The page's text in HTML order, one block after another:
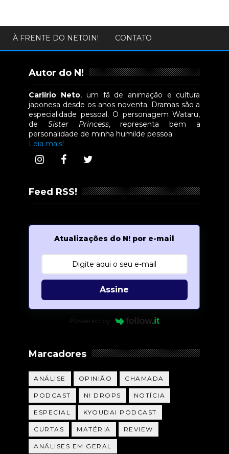
À FRENTE DO NETOIN! CONTATO
Autor do N!
Carlírio Neto, um fã de animação e cultura
japonesa desde os anos noventa. Dramas são a
especialidade pessoal. O personagem Wataru,
deSister Princess, representa bem a
personalidade de minha humilde pessoa.
Leia mais!
Feed RSS!
Atualizações do N! por e-mail
Assine
Powered by
Marcadores
ANÁLISE OPINIÃO CHAMADA
PODCAST N! DROPS NOTÍCIA
ESPECIAL KYOUDAI PODCAST
CURTAS MATÉRIA REVIEW
ANÁLISES EM GERAL